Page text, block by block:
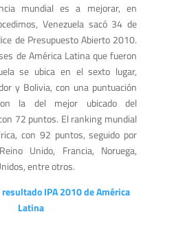
mundial es a mejorar, en
Venezuela sacó 34 de
de Presupuesto Abierto 2010.
de América Latina que fueron
se ubica en el sexto lugar,
y Bolivia, con una puntuación
la del mejor ubicado del
72 puntos. El ranking mundial
con 92 puntos, seguido por
Unido, Francia, Noruega,
entre otros.
IPA 2010 de América
Latina